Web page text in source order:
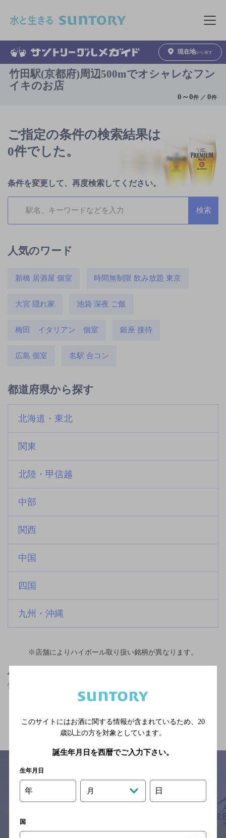
メニュ
現在地から探す
竹田駅(京都府)周辺500mでオシャレなフン
イキのお店
0 ～0件 ／0件
ご指定の条件の検索結果は
0件でした。
条件を変更して、再度検索してください。
人気のワード
新橋 居酒屋 個室 時間無制限 飲み放題 東京
大宮 隠れ家 池袋 深夜 ご飯
梅田 イタリアン 個室 銀座 接待
広島 個室 名駅 合コン
都道府県から探す
北海道・東北
関東
北陸・甲信越
中部
関西
中国
四国
九州・沖縄
※店舗によりハイボール取り扱い銘柄が異なります。
竹田駅(京都府)周辺500mでオシャレなフンイキのお店
関連ページ
サイトマップ ご意見・ご感想 利用規約
念のためお店にご確認の上ご来店くださいますようお願い申し上げま
す。
このサイトにはお酒に関する情報が含まれているため、 20
歳以上の方を対象としています。
誕生年月日を西暦でご入力下さい。
生年月日
年 月 日
国